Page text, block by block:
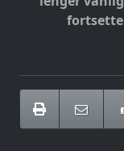
fortsette